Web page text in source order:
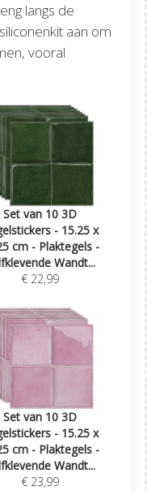
langs de
aan om
vooral
Set van 10 3D
- 15.25 x
cm - Plaktegels -
Wandt...
€ 22,99
Set van 10 3D
- 15.25 x
cm - Plaktegels -
Wandt...
€ 23,99